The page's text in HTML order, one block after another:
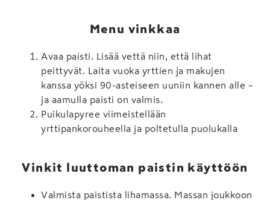
Menu vinkkaa
Avaa paisti. Lisää vettä niin, että lihat
peittyvät. Laita vuoka yrttien ja makujen
kanssa yöksi 90-asteiseen uuniin kannen alle –
ja aamulla paisti on valmis.
Puikulapyree viimeistellään
yrttipankorouheella ja poltetulla puolukalla
Vinkit luuttoman paistin käyttöön
Valmista paistista lihamassa. Massan joukkoon